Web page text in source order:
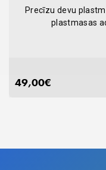
Precīzu devu
plastmasas
49,00€